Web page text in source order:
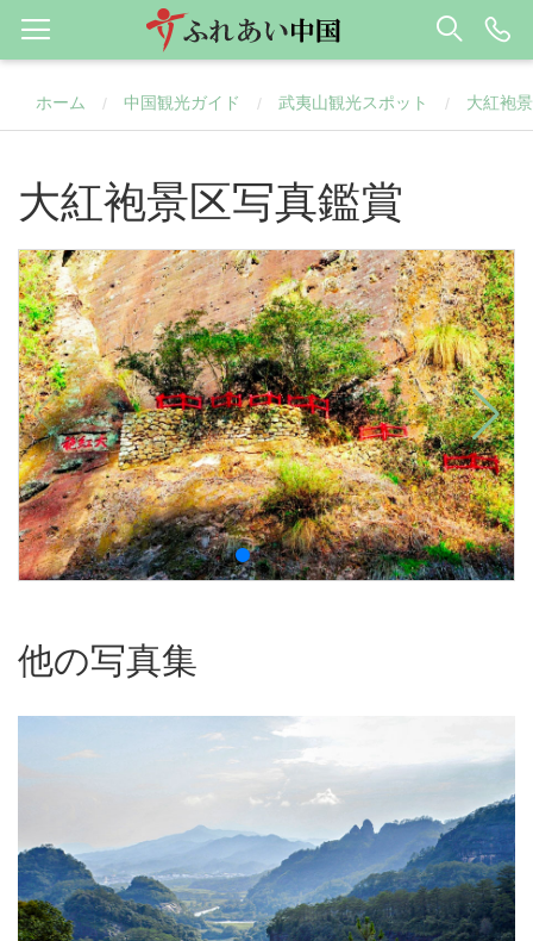
ホーム / 中国観光ガイド / 武夷山観光スポット / 大紅袍
大紅袍景区写真鑑賞
他の写真集